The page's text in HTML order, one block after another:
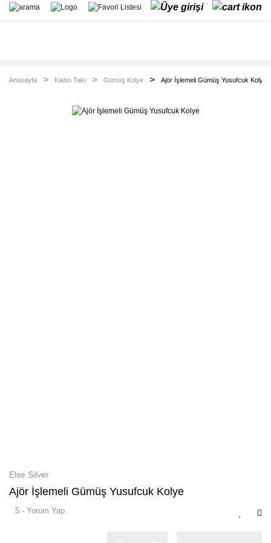
Anasayfa Kadın Takı Gümüş Kolye Ajör İşlemeli Gümüş Yusufcuk Kolye
Else Silver
Ajör İşlemeli Gümüş Yusufcuk Kolye
5 - Yorum Yap